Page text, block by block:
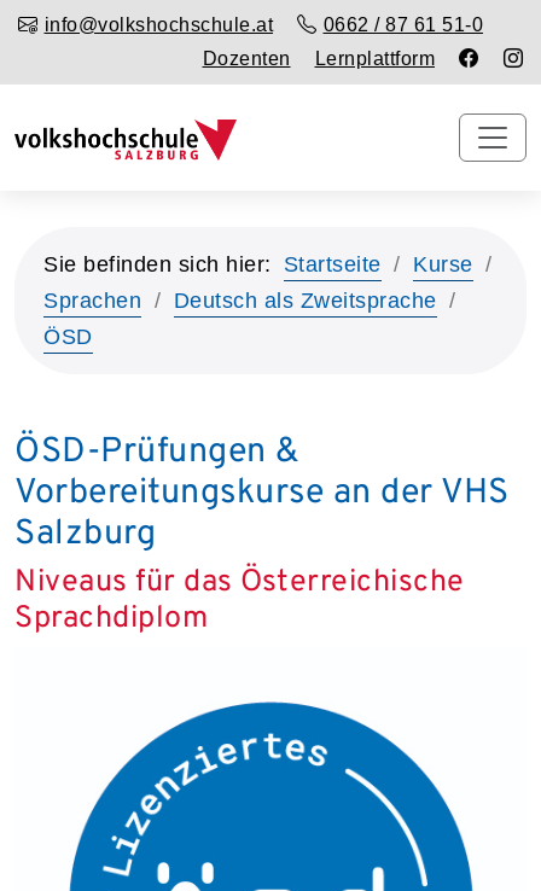
info@volkshochschule.at
0662 / 87 61 51-0
Dozenten
Lernplattform
Sie befinden sich hier: Startseite
Kurse
Sprachen
Deutsch als Zweitsprache
ÖSD
ÖSD-Prüfungen &
Vorbereitungskurse an der VHS
Salzburg
Niveaus für das Österreichische
Sprachdiplom